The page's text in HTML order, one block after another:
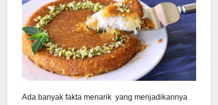
Ada banyak fakta menarik yang menjadikannya